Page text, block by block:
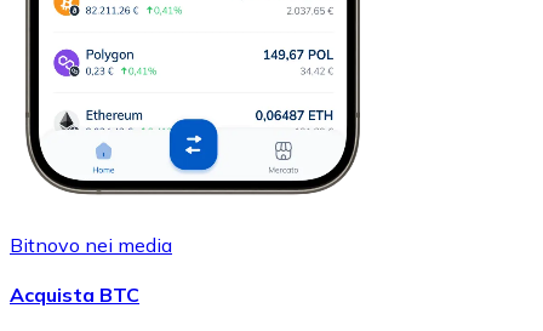
Bitnovo nei media
Acquista BTC